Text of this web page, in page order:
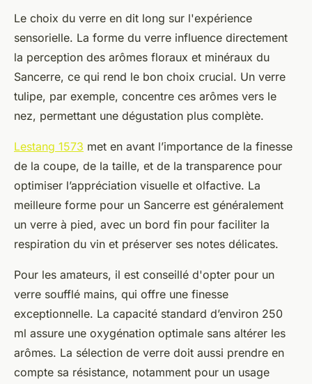
Le choix du verre en dit long sur l'expérience
sensorielle. La forme du verre influence directement
la perception des arômes floraux et minéraux du
Sancerre, ce qui rend le bon choix crucial. Un verre
tulipe, par exemple, concentre ces arômes vers le
nez, permettant une dégustation plus complète.
Lestang 1573 met en avant l’importance de la finesse
de la coupe, de la taille, et de la transparence pour
optimiser l’appréciation visuelle et olfactive. La
meilleure forme pour un Sancerre est généralement
un verre à pied, avec un bord fin pour faciliter la
respiration du vin et préserver ses notes délicates.
Pour les amateurs, il est conseillé d'opter pour un
verre soufflé mains, qui offre une finesse
exceptionnelle. La capacité standard d’environ 250
ml assure une oxygénation optimale sans altérer les
arômes. La sélection de verre doit aussi prendre en
compte sa résistance, notamment pour un usage